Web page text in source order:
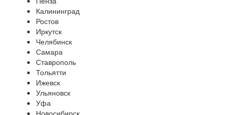
Калининград
Ростов
Иркутск
Челябинск
Самара
Ставрополь
Тольятти
Ижевск
Ульяновск
Уфа
Новосибирск